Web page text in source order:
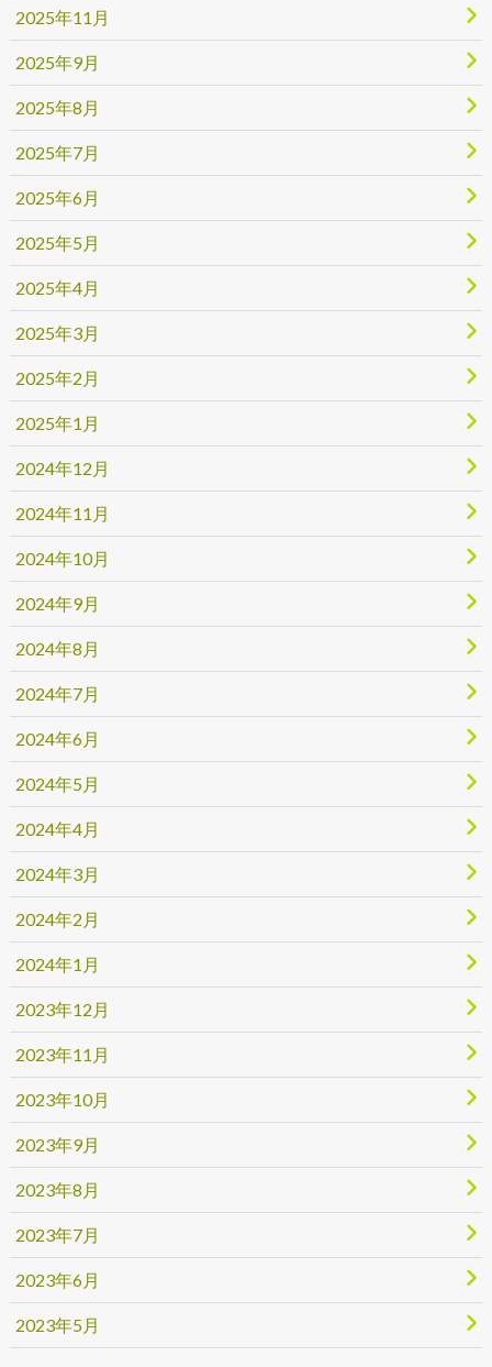
2025年11月
2025年9月
2025年8月
2025年7月
2025年6月
2025年5月
2025年4月
2025年3月
2025年2月
2025年1月
2024年12月
2024年11月
2024年10月
2024年9月
2024年8月
2024年7月
2024年6月
2024年5月
2024年4月
2024年3月
2024年2月
2024年1月
2023年12月
2023年11月
2023年10月
2023年9月
2023年8月
2023年7月
2023年6月
2023年5月